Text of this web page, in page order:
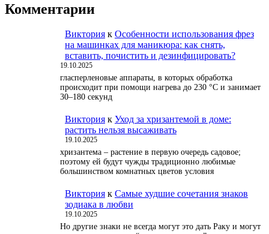
Комментарии
Виктория к Особенности использования фрез
на машинках для маникюра: как снять,
вставить, почистить и дезинфицировать?
19.10.2025
гласперленовые аппараты, в которых обработка
происходит при помощи нагрева до 230 °С и занимает
30–180 секунд
Виктория к Уход за хризантемой в доме:
растить нельзя высаживать
19.10.2025
хризантема – растение в первую очередь садовое;
поэтому ей будут чужды традиционно любимые
большинством комнатных цветов условия
Виктория к Самые худшие сочетания знаков
зодиака в любви
19.10.2025
Но другие знаки не всегда могут это дать Раку и могут